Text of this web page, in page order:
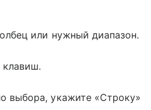
или нужный диапазон.
выбора, укажите «Строку»